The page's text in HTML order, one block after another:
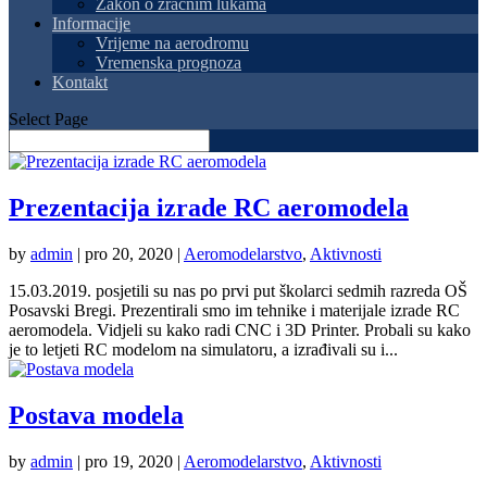
Zakon o zračnim lukama
Informacije
Vrijeme na aerodromu
Vremenska prognoza
Kontakt
Select Page
Prezentacija izrade RC aeromodela
by admin | pro 20, 2020 | Aeromodelarstvo, Aktivnosti
15.03.2019. posjetili su nas po prvi put školarci sedmih razreda OŠ
Posavski Bregi. Prezentirali smo im tehnike i materijale izrade RC
aeromodela. Vidjeli su kako radi CNC i 3D Printer. Probali su kako
je to letjeti RC modelom na simulatoru, a izrađivali su i...
Postava modela
by admin | pro 19, 2020 | Aeromodelarstvo, Aktivnosti